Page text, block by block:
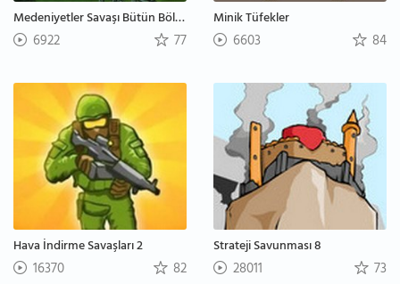
Medeniyetler Savaşı Bütün Bölümler
6922 77
Minik Tüfekler
6603 84
Hava İndirme Savaşları 2
16370 82
Strateji Savunması 8
28011 73